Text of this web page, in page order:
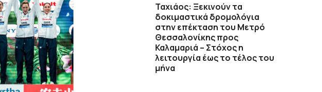
Ταχιάος: Ξεκινούν τα
δοκιμαστικά δρομολόγια
στην επέκταση του Μετρό
Θεσσαλονίκης προς
Καλαμαριά – Στόχος η
λειτουργία έως το τέλος του
μήνα